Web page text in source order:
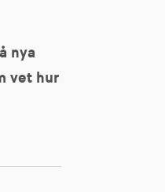
nya
vet hur